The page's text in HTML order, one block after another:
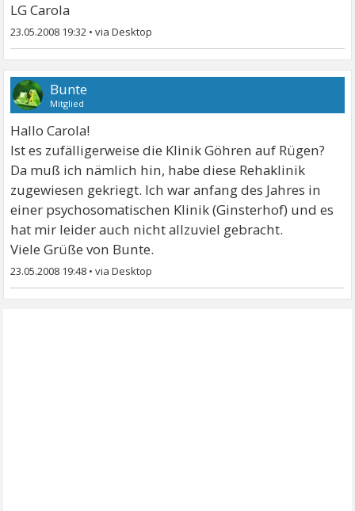
LG Carola
23.05.2008 19:32 •
Bunte
Mitglied
Hallo Carola!
Ist es zufälligerweise die Klinik Göhren auf Rügen?
Da muß ich nämlich hin, habe diese Rehaklinik
zugewiesen gekriegt. Ich war anfang des Jahres in
einer psychosomatischen Klinik (Ginsterhof) und es
hat mir leider auch nicht allzuviel gebracht.
Viele Grüße von Bunte.
23.05.2008 19:48 •